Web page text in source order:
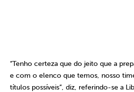
“Tenho certeza que do jeito que a
e com o elenco que temos, nosso
títulos possíveis”, diz, referindo-se a